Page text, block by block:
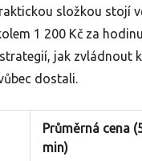
složkou stojí
1 200 Kč za
jak
dostali.
Průměrná cena
min)